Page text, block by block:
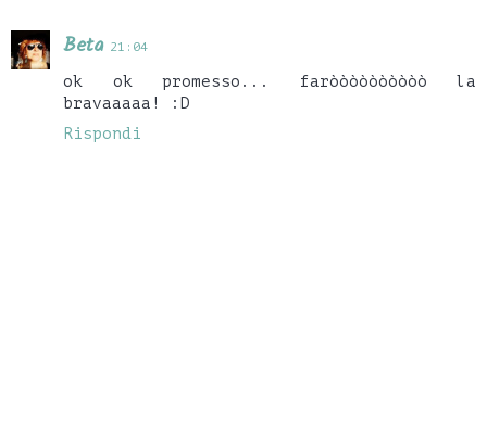
Beta 21:04
ok ok promesso... faròòòòòòòòòò la
bravaaaaa! :D
Rispondi